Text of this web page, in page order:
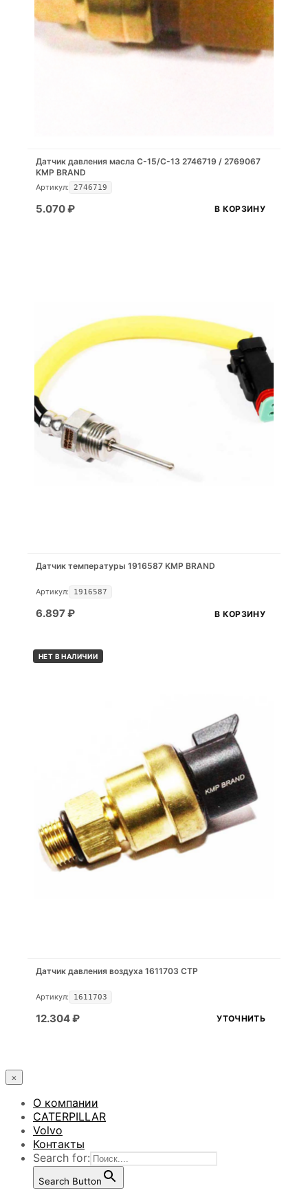
Датчик давления масла C-15/C-13 2746719 / 2769067
KMP BRAND
Артикул: 2746719
5.070₽ В КОРЗИНУ
Датчик температуры 1916587 KMP BRAND
Артикул: 1916587
6.897₽ В КОРЗИНУ
НЕТ В НАЛИЧИИ
Датчик давления воздуха 1611703 CTP
Артикул: 1611703
12.304₽ УТОЧНИТЬ
×
О компании
CATERPILLAR
Volvo
Контакты
Search for:
Search Button